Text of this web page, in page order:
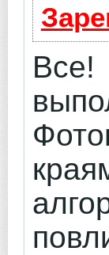
Все!